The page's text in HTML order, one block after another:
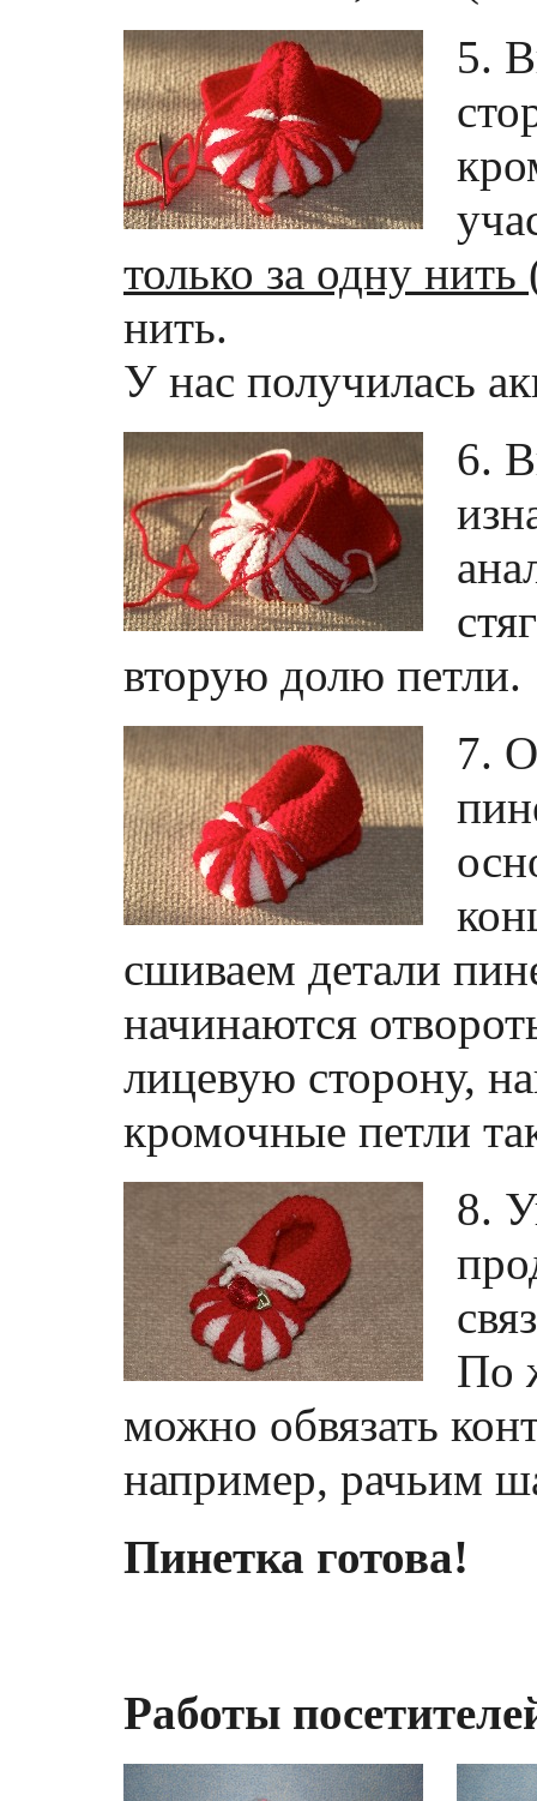
5.
только за одну
нить.
У нас получилась
6.
вторую долю петли.
7.
сшиваем детали
начинаются
лицевую сторону,
кромочные петли
8.
По
можно обвязать
например, рачьим
Пинетка готова!
Работы